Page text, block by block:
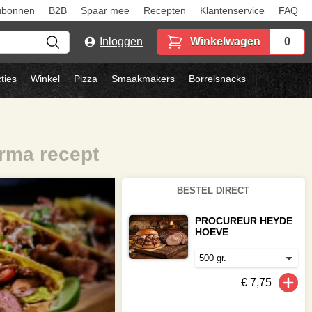
B2B Spaar mee Recepten Klantenservice FAQ
Inloggen Winkelwagen 0
Winkel Pizza Smaakmakers Borrelsnacks
recept
BESTEL DIRECT
PROCUREUR HEYDE
HOEVE
€ 7,75